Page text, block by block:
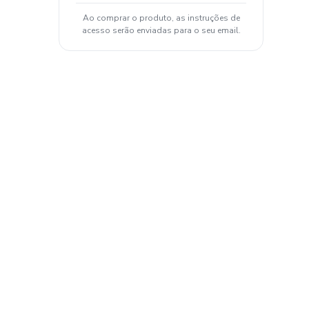
Ao comprar o produto, as instruções de
acesso serão enviadas para o seu email.